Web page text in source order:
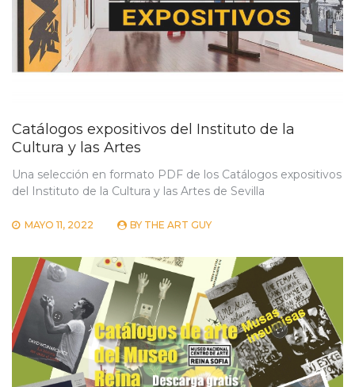
Catálogos expositivos del Instituto de la
Cultura y las Artes
Una selección en formato PDF de los Catálogos expositivos
del Instituto de la Cultura y las Artes de Sevilla
MAYO 11, 2022 BY THE ART GUY